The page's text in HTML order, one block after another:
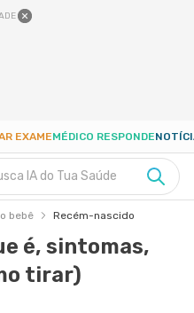
EXAMEMÉDICO RESPONDE
IA do Tua Saúde
bebê Recém-nascido
é, sintomas,
tirar)